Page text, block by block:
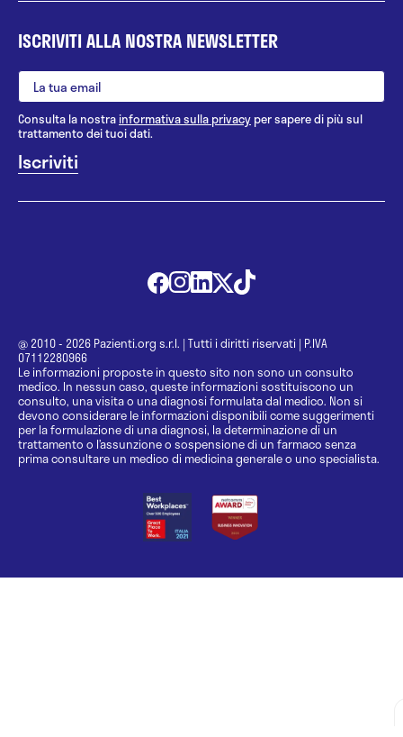
ISCRIVITI ALLA NOSTRA NEWSLETTER
Consulta la nostrainformativa sulla privacy per sapere di più sul
trattamento dei tuoi dati.
@ 2010 - 2026 Pazienti.org s.r.l. | Tutti i diritti riservati | P.IVA
07112280966
Le informazioni proposte in questo sito non sono un consulto
medico. In nessun caso, queste informazioni sostituiscono un
consulto, una visita o una diagnosi formulata dal medico. Non si
devono considerare le informazioni disponibili come suggerimenti
per la formulazione di una diagnosi, la determinazione di un
trattamento o l’assunzione o sospensione di un farmaco senza
prima consultare un medico di medicina generale o uno specialista.